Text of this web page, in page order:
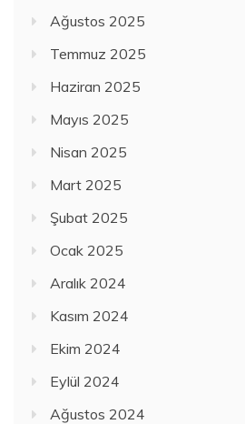
Ağustos 2025
Temmuz 2025
Haziran 2025
Mayıs 2025
Nisan 2025
Mart 2025
Şubat 2025
Ocak 2025
Aralık 2024
Kasım 2024
Ekim 2024
Eylül 2024
Ağustos 2024